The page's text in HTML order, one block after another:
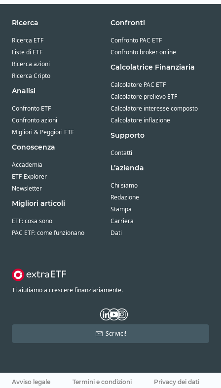
Ricerca
Ricerca ETF
Liste di ETF
Ricerca azioni
Ricerca Cripto
Analisi
Confronto ETF
Confronto azioni
Migliori & Peggiori ETF
Conoscenza
Accademia
ETF-Explorer
Newsletter
Migliori articoli
ETF: cosa sono
PAC ETF: come funzionano
Confronti
Confronto PAC ETF
Confronto broker online
Calcolatrice Finanziaria
Calcolatore PAC ETF
Calcolatore prelievo ETF
Calcolatore interesse composto
Calcolatore inflazione
Supporto
Contatti
L’azienda
Chi siamo
Redazione
Stampa
Carriera
Dati
Ti aiutiamo a crescere finanziariamente.
Scrivici!
Avviso legale Termini e condizioni Privacy dei dati